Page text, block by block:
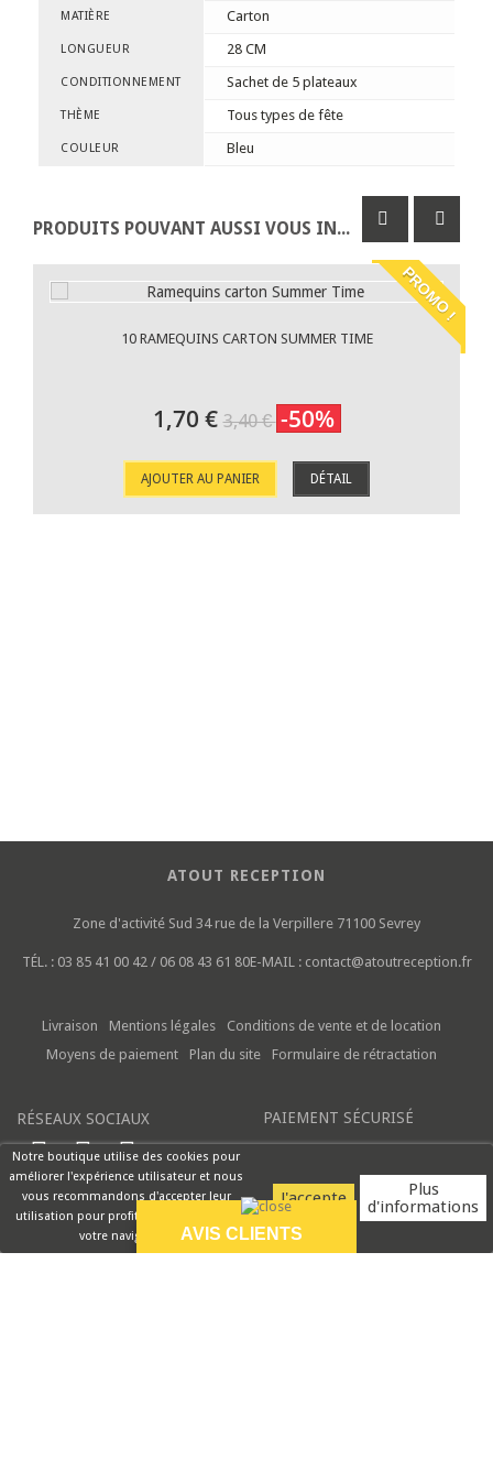
Notre boutique utilise des cookies pour
améliorer l'expérience utilisateur et nous
vous recommandons d'accepter leur
utilisation pour profiter pleinement de
votre navigation.
Plus
d'informations
MATIÈRE Carton
LONGUEUR 28 CM
CONDITIONNEMENT Sachet de 5 plateaux
THÈME Tous types de fête
COULEUR Bleu
PRODUITS POUVANT AUSSI VOUS INTÉRESSER
PROMO !
10 RAMEQUINS CARTON SUMMER TIME
1,70 €3,40 € -50%
AJOUTER AU PANIER DÉTAIL
ATOUT RECEPTION
Zone d'activité Sud 34 rue de la Verpillere 71100 Sevrey
TÉL. : 03 85 41 00 42 / 06 08 43 61 80E-MAIL : contact@atoutreception.fr
Livraison Mentions légales
Conditions de vente et de location
Moyens de paiement
Plan du site Formulaire de rétractation
RÉSEAUX SOCIAUX PAIEMENT SÉCURISÉ
AVIS CLIENTS